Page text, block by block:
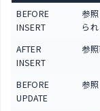
BEFORE
INSERT
参
られ
AFTER
INSERT
参照
BEFORE
UPDATE
参